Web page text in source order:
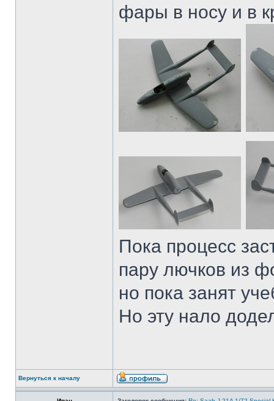
фары в носу и в
Пока процесс
пару лючков из
но пока занят
Но эту нало
Вернуться к началу